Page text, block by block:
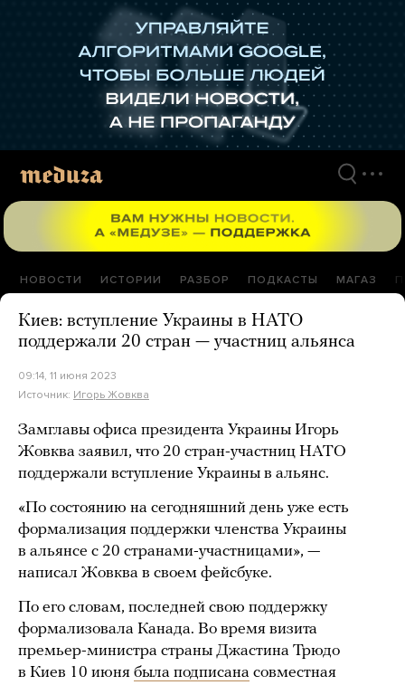
НОВОСТИ ИСТОРИИ РАЗБОР ПОДКАСТЫ МАГАЗ
Киев: вступление Украины в НАТО
поддержали 20 стран — участниц альянса
09:14, 11 июня 2023
Источник: Игорь Жовква
Замглавы офиса президента Украины Игорь
Жовква заявил, что 20 стран-участниц НАТО
поддержали вступление Украины в альянс.
«По состоянию на сегодняшний день уже есть
формализация поддержки членства Украины
в альянсе с 20 странами-участницами», —
написал Жовква в своем фейсбуке.
По его словам, последней свою поддержку
формализовала Канада. Во время визита
премьер-министра страны Джастина Трюдо
в Киев 10 июня была подписана совместная